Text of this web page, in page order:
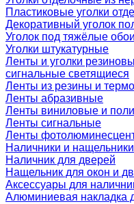
Пластиковые уголки
Декоративный уголок
Уголок под тяжёлые обои
Уголки штукатурные
Ленты и уголки
сигнальные светящиеся
Ленты из резины и
Ленты абразивные
Ленты виниловые и
Ленты сигнальные
Ленты
Наличники и нащельники
Наличник для дверей
Нащельник для окон и
Аксессуары для
Алюминиевая накладка